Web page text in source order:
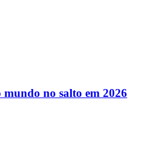
no salto em 2026